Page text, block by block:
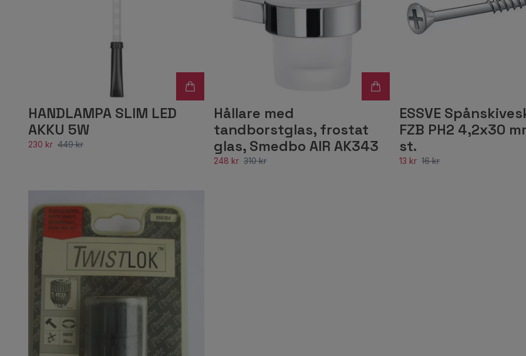
HANDLAMPA SLIM LED
AKKU 5W
230 kr 449 kr
Hållare med
tandborstglas, frostat
glas, Smedbo AIR AK343
248 kr 310 kr
ESSVE
FZB PH2 4,2x30
st.
13 kr 16 kr